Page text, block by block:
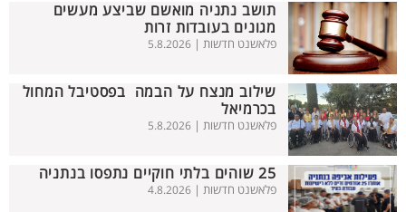
תושב נתניה מואשם שביצע מעשים
מגונים בעובדות זרות
פלאשנט חדשות | 5.8.2026
שילוב מנצח על הבמה בפסטיבל המחול
בכרמיאל
פלאשנט חדשות | 5.8.2026
25 שוהים בלתי חוקיים נתפסו בנתניה
פלאשנט חדשות | 4.8.2026